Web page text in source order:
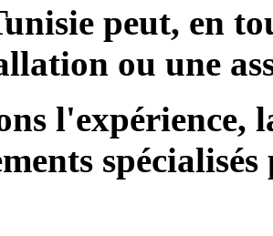
peut, en
ou une
l'expérience,